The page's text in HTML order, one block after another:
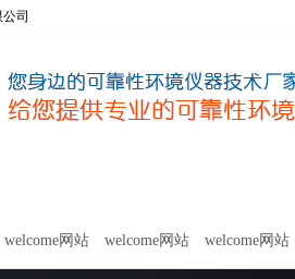
司
welcome网站 welcome网站 welcome网站